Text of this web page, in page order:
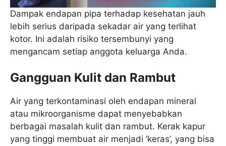
Dampak endapan pipa terhadap kesehatan jauh
lebih serius daripada sekadar air yang terlihat
kotor. Ini adalah risiko tersembunyi yang
mengancam setiap anggota keluarga Anda.
Gangguan Kulit dan Rambut
Air yang terkontaminasi oleh endapan mineral
atau mikroorganisme dapat menyebabkan
berbagai masalah kulit dan rambut. Kerak kapur
yang tinggi membuat air menjadi ‘keras’, yang bisa